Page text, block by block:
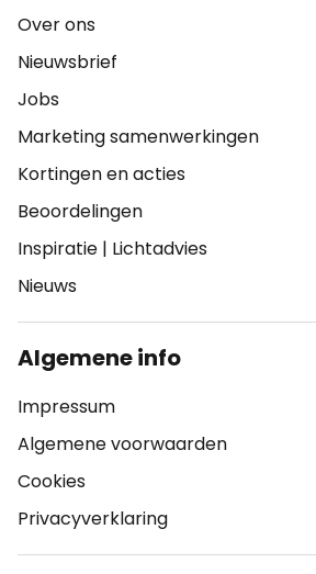
Over ons
Nieuwsbrief
Jobs
Marketing samenwerkingen
Kortingen en acties
Beoordelingen
Inspiratie | Lichtadvies
Nieuws
Algemene info
Impressum
Algemene voorwaarden
Cookies
Privacyverklaring